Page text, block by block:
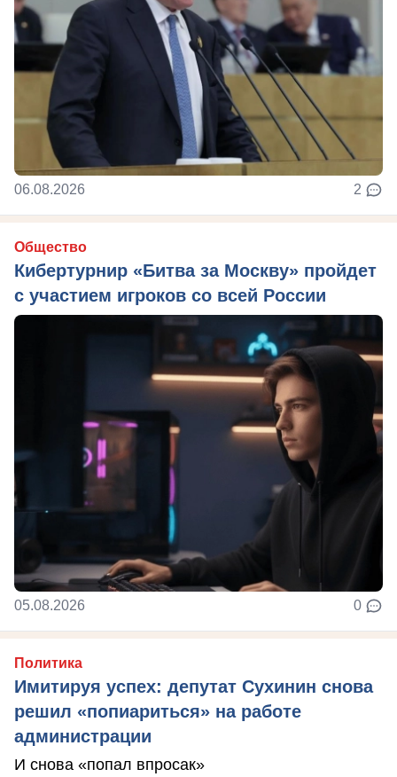
06.08.2026 2
Общество
Кибертурнир «Битва за Москву» пройдет
с участием игроков со всей России
05.08.2026 0
Политика
Имитируя успех: депутат Сухинин снова
решил «попиариться» на работе
администрации
И снова «попал впросак»